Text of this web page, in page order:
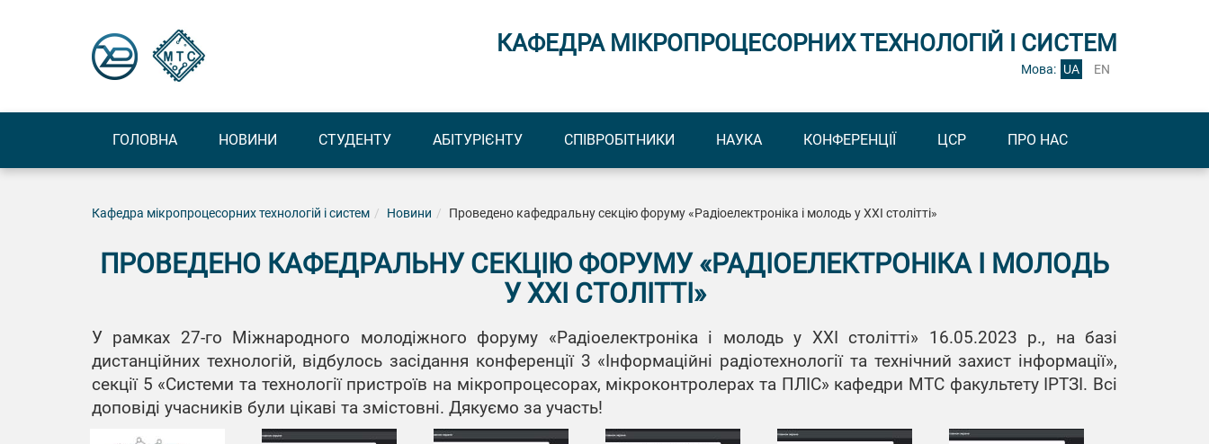
КАФЕДРА МІКРОПРОЦЕСОРНИХ ТЕХНОЛОГІЙ І СИСТЕМ
Мова: UA EN
ГОЛОВНА НОВИНИ СТУДЕНТУ АБІТУРІЄНТУ СПІВРОБІТНИКИ НАУКА КОНФЕРЕНЦІЇ ЦСР ПРО НАС
Кафедра мікропроцесорних технологій і систем Новини Проведено кафедральну секцію форуму «Радіоелектроніка і молодь у XXI столітті»
ПРОВЕДЕНО КАФЕДРАЛЬНУ СЕКЦІЮ ФОРУМУ «РАДІОЕЛЕКТРОНІКА І МОЛОДЬ
У XXI СТОЛІТТІ»
У рамках 27-го Міжнародного молодіжного форуму «Радіоелектроніка і молодь у XXI столітті» 16.05.2023 р., на базі
дистанційних технологій, відбулось засідання конференції 3 «Інформаційні радіотехнології та технічний захист інформації»,
секції 5 «Системи та технології пристроїв на мікропроцесорах, мікроконтролерах та ПЛІС» кафедри МТС факультету ІРТЗІ. Всі
доповіді учасників були цікаві та змістовні. Дякуємо за участь!